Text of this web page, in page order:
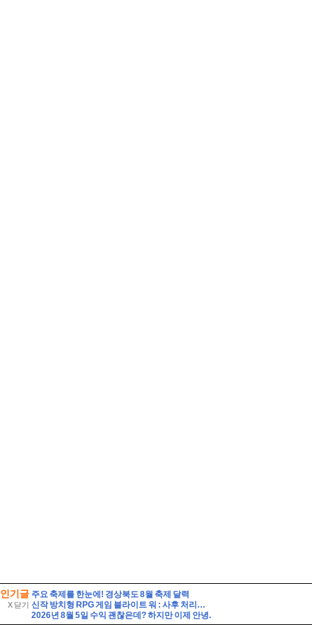
인기글
X 닫기
주요 축제를 한눈에! 경상북도 8월 축제 달력
신작 방치형 RPG 게임 블라이트 워 : 사후 처리국 런칭 플레이 후기
2026년 8월 5일 수익 괜찮은데? 하지만 이제 안녕.